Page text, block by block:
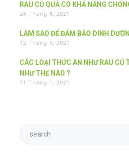
RAU CỦ QUẢ CÓ KHẢ NĂNG
24 Tháng 8, 2021
LÀM SAO ĐỂ ĐẢM BẢO DINH
12 Tháng 5, 2021
CÁC LOẠI THỨC ĂN NHƯ RAU CỦ
NHƯ THẾ NÀO ?
11 Tháng 1, 2021